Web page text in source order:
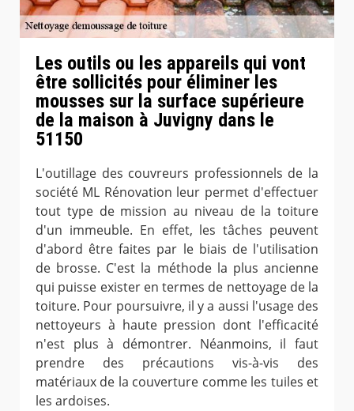
Les outils ou les appareils qui vont
être sollicités pour éliminer les
mousses sur la surface supérieure
de la maison à Juvigny dans le
51150
L'outillage des couvreurs professionnels de la
société ML Rénovation leur permet d'effectuer
tout type de mission au niveau de la toiture
d'un immeuble. En effet, les tâches peuvent
d'abord être faites par le biais de l'utilisation
de brosse. C'est la méthode la plus ancienne
qui puisse exister en termes de nettoyage de la
toiture. Pour poursuivre, il y a aussi l'usage des
nettoyeurs à haute pression dont l'efficacité
n'est plus à démontrer. Néanmoins, il faut
prendre des précautions vis-à-vis des
matériaux de la couverture comme les tuiles et
les ardoises.